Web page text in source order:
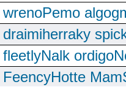
wrenoPemo
draimiherraky
fleetlyNalk
FeencyHotte